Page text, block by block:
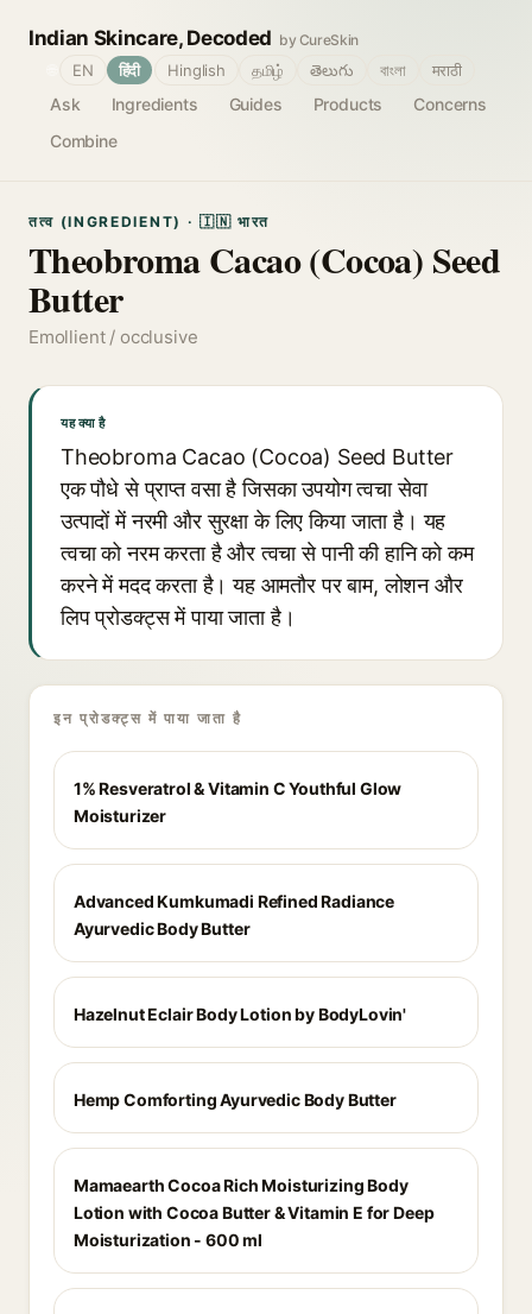
Indian Skincare, Decoded by CureSkin
Ask Ingredients Guides Products
Concerns
Combine
EN हिंदी Hinglish தமிழ் తెలుగు বাংলা मराठी
तत्व (INGREDIENT) · 🇮🇳 भारत
Theobroma Cacao (Cocoa) Seed
Butter
Emollient / occlusive
यह क्या है
Theobroma Cacao (Cocoa) Seed Butter
एक पौधे से प्राप्त वसा है जिसका उपयोग त्वचा सेवा
उत्पादों में नरमी और सुरक्षा के लिए किया जाता है। यह
त्वचा को नरम करता है और त्वचा से पानी की हानि को कम
करने में मदद करता है। यह आमतौर पर बाम, लोशन और
लिप प्रोडक्ट्स में पाया जाता है।
इन प्रोडक्ट्स में पाया जाता है
1% Resveratrol & Vitamin C Youthful Glow
Moisturizer
Advanced Kumkumadi Refined Radiance
Ayurvedic Body Butter
Hazelnut Eclair Body Lotion by BodyLovin'
Hemp Comforting Ayurvedic Body Butter
Mamaearth Cocoa Rich Moisturizing Body
Lotion with Cocoa Butter & Vitamin E for Deep
Moisturization - 600 ml